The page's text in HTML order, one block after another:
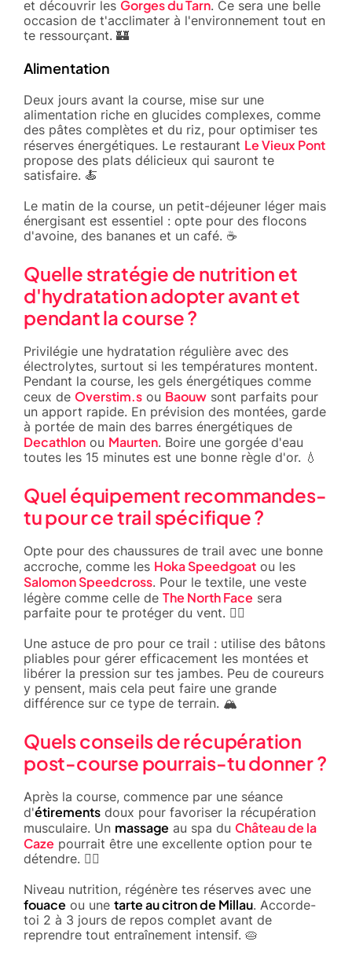
et découvrir les Gorges du Tarn. Ce sera une belle
occasion de t'acclimater à l'environnement tout en
te ressourçant. 🏰
Alimentation
Deux jours avant la course, mise sur une
alimentation riche en glucides complexes, comme
des pâtes complètes et du riz, pour optimiser tes
réserves énergétiques. Le restaurant Le Vieux Pont
propose des plats délicieux qui sauront te
satisfaire. 🍝
Le matin de la course, un petit-déjeuner léger mais
énergisant est essentiel : opte pour des flocons
d'avoine, des bananes et un café. ☕
Quelle stratégie de nutrition et
d'hydratation adopter avant et
pendant la course ?
Privilégie une hydratation régulière avec des
électrolytes, surtout si les températures montent.
Pendant la course, les gels énergétiques comme
ceux de Overstim.s ou Baouw sont parfaits pour
un apport rapide. En prévision des montées, garde
à portée de main des barres énergétiques de
Decathlon ou Maurten. Boire une gorgée d'eau
toutes les 15 minutes est une bonne règle d'or. 💧
Quel équipement recommandes-
tu pour ce trail spécifique ?
Opte pour des chaussures de trail avec une bonne
accroche, comme les Hoka Speedgoat ou les
Salomon Speedcross. Pour le textile, une veste
légère comme celle de The North Face sera
parfaite pour te protéger du vent. 🏃‍♂️
Une astuce de pro pour ce trail : utilise des bâtons
pliables pour gérer efficacement les montées et
libérer la pression sur tes jambes. Peu de coureurs
y pensent, mais cela peut faire une grande
différence sur ce type de terrain. 🏔️
Quels conseils de récupération
post-course pourrais-tu donner ?
Après la course, commence par une séance
d'étirements doux pour favoriser la récupération
musculaire. Un massage au spa du Château de la
Caze pourrait être une excellente option pour te
détendre. 🧖‍♀️
Niveau nutrition, régénère tes réserves avec une
fouace ou une tarte au citron de Millau. Accorde-
toi 2 à 3 jours de repos complet avant de
reprendre tout entraînement intensif. 🥧